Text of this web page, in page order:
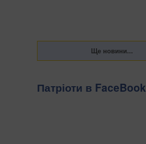
Патріоти в FaceBook